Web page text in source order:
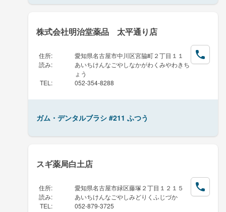
株式会社明治堂薬品 太平通り店
住所:
愛知県名古屋市中川区宮脇町２丁目１１
読み:
あいちけんなごやしなかがわくみやわきち
ょう
TEL : 052-354-8288
ガム・デンタルブラシ #211 ふつう
スギ薬局白土店
住所:
愛知県名古屋市緑区藤塚２丁目１２１５
読み:
あいちけんなごやしみどりくふじづか
TEL : 052-879-3725